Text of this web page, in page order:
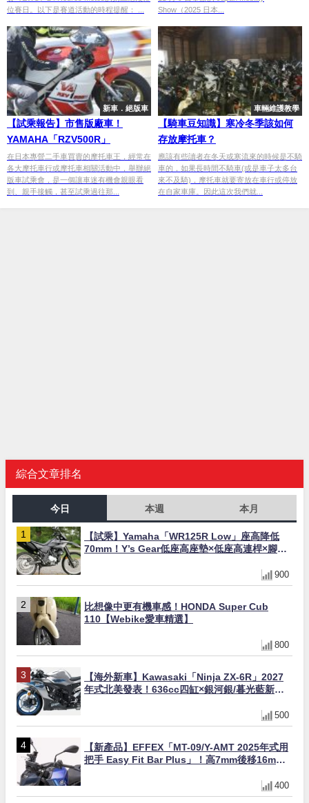
位賽日。以下是賽道活動的時程提醒： ...
Show（2025 日本...
新車．絕版車
【試乘報告】市售版廠車！
YAMAHA「RZV500R」
在日本專營二手車買賣的摩托車王，經常在
各大摩托車行或摩托車相關活動中，舉辦絕
版車試乘會，是一個讓車迷有機會親眼看
到、親手接觸，甚至試乘過往那...
車輛維護教學
【騎車豆知識】寒冷冬季該如何
存放摩托車？
應該有些讀者在冬天或寒流來的時候是不騎
車的，如果長時間不騎車(或是車子太多台
來不及騎)，摩托車就要寄放在車行或停放
在自家車庫。因此這次我們就...
綜合文章排名
今日 本週 本月
【試乘】Yamaha「WR125R Low」座高降低
70mm！Y’s Gear低座高座墊×低座高連桿×腳踏
900
比想像中更有機車感！HONDA Super Cub
110【Webike愛車精選】
800
【海外新車】Kawasaki「Ninja ZX-6R」2027
年式北美發表！636cc四缸×銀河銀/暮光藍新色
500
【新產品】EFFEX「MT-09/Y-AMT 2025年式用
把手 Easy Fit Bar Plus」！高7mm後移16mm
400